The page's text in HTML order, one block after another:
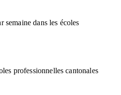
semaine dans les écoles
professionnelles cantonales